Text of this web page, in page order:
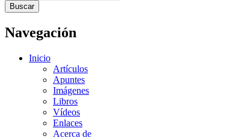
Navegación
Inicio
Artículos
Apuntes
Imágenes
Libros
Vídeos
Enlaces
Acerca de